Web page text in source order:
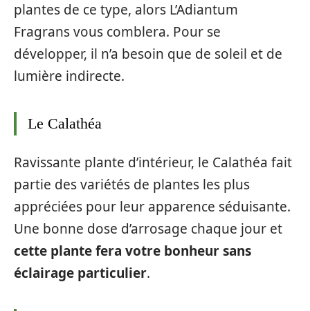
plantes de ce type, alors L’Adiantum
Fragrans vous comblera. Pour se
développer, il n’a besoin que de soleil et de
lumière indirecte.
Le Calathéa
Ravissante plante d’intérieur, le Calathéa fait
partie des variétés de plantes les plus
appréciées pour leur apparence séduisante.
Une bonne dose d’arrosage chaque jour et
cette plante fera votre bonheur sans
éclairage particulier.